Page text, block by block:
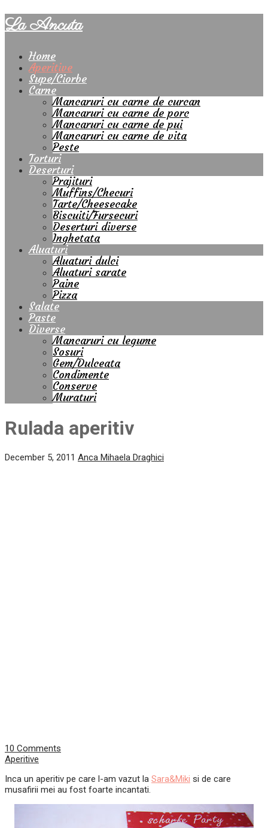
La Ancuta
Home
Aperitive
Supe/Ciorbe
Carne
Mancaruri cu carne de curcan
Mancaruri cu carne de porc
Mancaruri cu carne de pui
Mancaruri cu carne de vita
Peste
Torturi
Deserturi
Prajituri
Muffins/Checuri
Tarte/Cheesecake
Biscuiti/Fursecuri
Deserturi diverse
Inghetata
Aluaturi
Aluaturi dulci
Aluaturi sarate
Paine
Pizza
Salate
Paste
Diverse
Mancaruri cu legume
Sosuri
Gem/Dulceata
Condimente
Conserve
Muraturi
Rulada aperitiv
December 5, 2011 Anca Mihaela Draghici
10 Comments
Aperitive
Inca un aperitiv pe care l-am vazut la Sara&Miki si de care
musafirii mei au fost foarte incantati.